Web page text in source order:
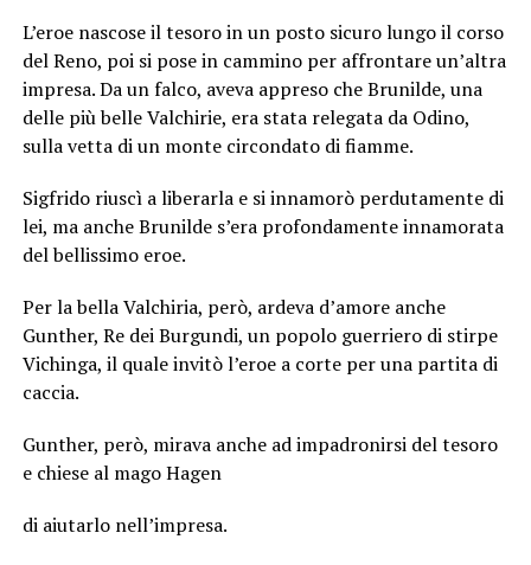
L’eroe nascose il tesoro in un posto sicuro lungo il corso
del Reno, poi si pose in cammino per affrontare un’altra
impresa. Da un falco, aveva appreso che Brunilde, una
delle più belle Valchirie, era stata relegata da Odino,
sulla vetta di un monte circondato di fiamme.
Sigfrido riuscì a liberarla e si innamorò perdutamente di
lei, ma anche Brunilde s’era profondamente innamorata
del bellissimo eroe.
Per la bella Valchiria, però, ardeva d’amore anche
Gunther, Re dei Burgundi, un popolo guerriero di stirpe
Vichinga, il quale invitò l’eroe a corte per una partita di
caccia.
Gunther, però, mirava anche ad impadronirsi del tesoro
e chiese al mago Hagen
di aiutarlo nell’impresa.